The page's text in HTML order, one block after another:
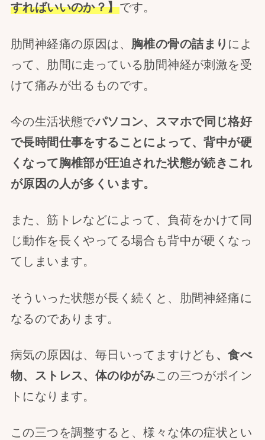
すればいいのか？】です。
肋間神経痛の原因は、 胸椎の骨の詰まり によ
って、肋間に走っている肋間神経が刺激を受
けて痛みが出るものです。
今の生活状態でパソコン、スマホで同じ格好
で長時間仕事をすることによって、背中が硬
くなって胸椎部が圧迫された状態が続きこれ
が原因の人が多くいます。
また、筋トレなどによって、負荷をかけて同
じ動作を長くやってる場合も背中が硬くなっ
てしまいます。
そういった状態が長く続くと、肋間神経痛に
なるのであります。
病気の原因は、毎日いってますけども 、食べ
物、ストレス、体のゆがみこの三つがポイン
トになります。
この三つを調整すると、様々な体の症状とい